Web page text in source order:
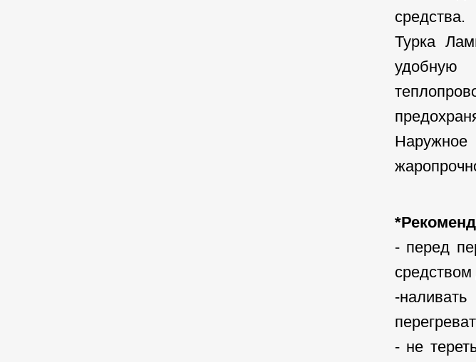
средства.
Турка
- перед
-
- не